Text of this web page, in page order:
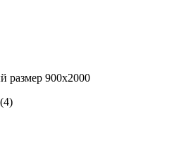
размер 900х2000
Цены: